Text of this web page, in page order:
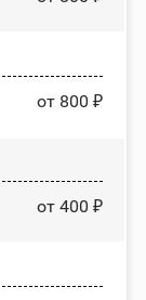
от 800 ₽
от 400 ₽